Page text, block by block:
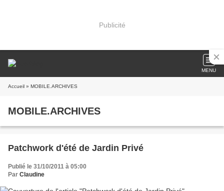
Publicité
MENU
Accueil » MOBILE.ARCHIVES
MOBILE.ARCHIVES
Patchwork d'été de Jardin Privé
Publié le 31/10/2011 à 05:00
Par Claudine